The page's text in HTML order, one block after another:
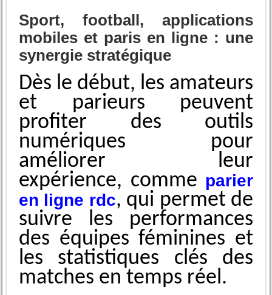
Sport, football, applications
mobiles et paris en ligne : une
synergie stratégique
Dès le début, les amateurs
et parieurs peuvent
profiter des outils
numériques pour
améliorer leur
expérience, comme parier
en ligne rdc, qui permet de
suivre les performances
des équipes féminines et
les statistiques clés des
matches en temps réel.